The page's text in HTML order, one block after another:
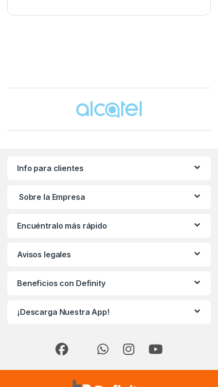
Info para clientes
Sobre la Empresa
Encuéntralo más rápido
Avisos legales
Beneficios con Definity
¡Descarga Nuestra App!